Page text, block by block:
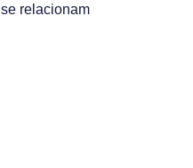
se relacionam